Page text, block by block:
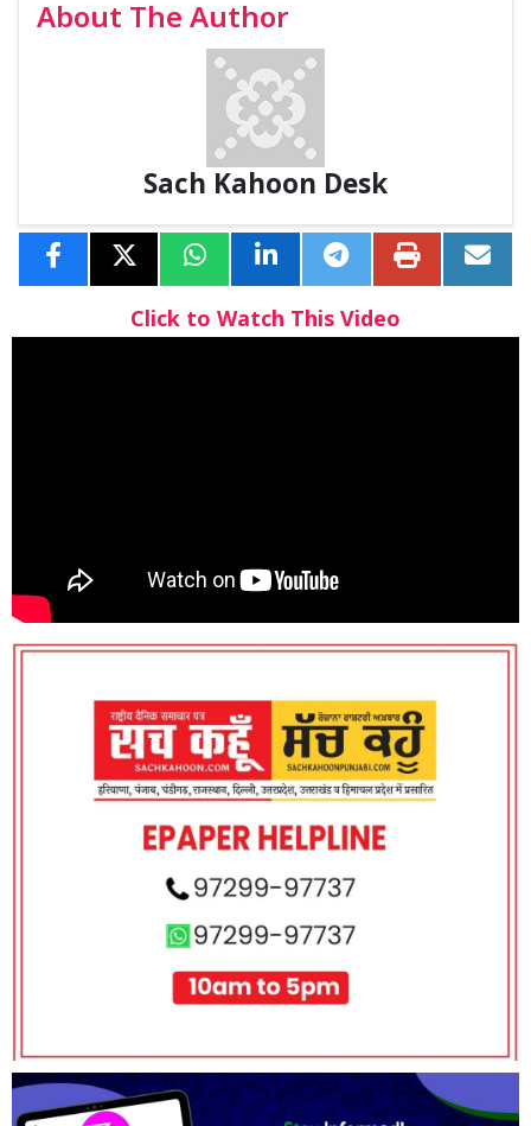
About The Author
Sach Kahoon Desk
Click to Watch This Video